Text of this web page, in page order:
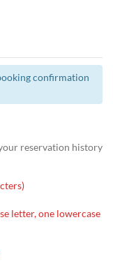
confirmation
reservation history
letter, one lowercase